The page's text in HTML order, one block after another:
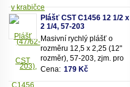
2,45 (resp. 47/62-203mm)
Plášť CST C1456 12 1/2 x
2 1/4, 57-203
Masivní rychlý plášť o
rozměru 12,5 x 2,25 (12"
rozměr), 57-203, zjm. pro
kočárky popř. dětská kola
Cena: 179 Kč